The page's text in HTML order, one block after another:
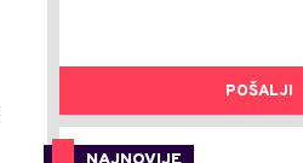
POŠALJI